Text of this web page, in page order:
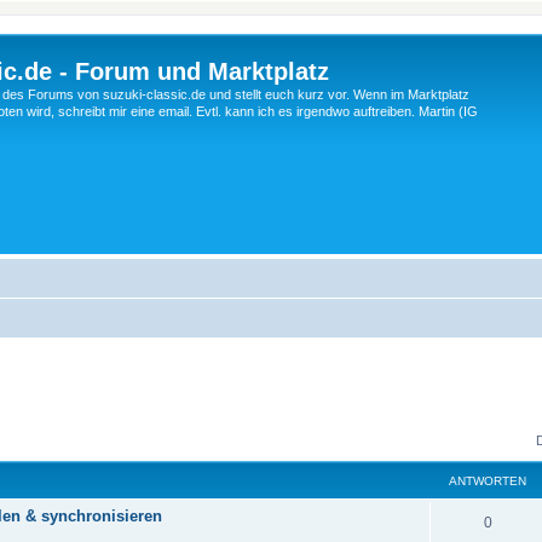
- Forum und Marktplatz
Forums von suzuki-classic.de und stellt euch kurz vor. Wenn im Marktplatz
wird, schreibt mir eine email. Evtl. kann ich es irgendwo auftreiben. Martin (IG
ANTWORTEN
& synchronisieren 0A